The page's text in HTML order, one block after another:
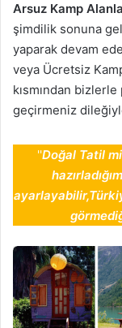
Arsuz Kamp
şimdilik sonuna
yaparak devam
veya Ücretsiz
kısmından
geçirmeniz
''Doğal Tatil